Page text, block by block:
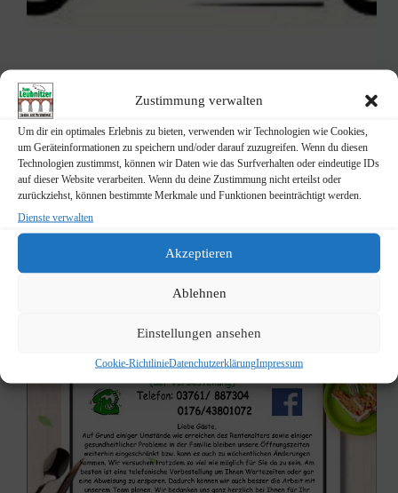
Zustimmung verwalten
Um dir ein optimales Erlebnis zu bieten, verwenden wir Technologien wie Cookies,
um Geräteinformationen zu speichern und/oder darauf zuzugreifen. Wenn du diesen
Technologien zustimmst, können wir Daten wie das Surfverhalten oder eindeutige IDs
auf dieser Website verarbeiten. Wenn du deine Zustimmung nicht erteilst oder
zurückziehst, können bestimmte Merkmale und Funktionen beeinträchtigt werden.
Dienste verwalten
Akzeptieren
Ablehnen
Einstellungen ansehen
Cookie-RichtlinieDatenchutzerklärungImpressum
aktuelles,Startseitenslider
Aktuelle Änderungen